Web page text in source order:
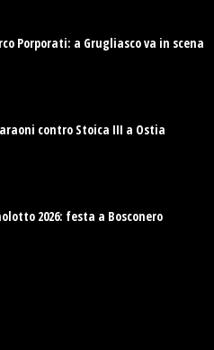
Porporati: a Grugliasco va in scena
contro Stoica III a Ostia
2026: festa a Bosconero